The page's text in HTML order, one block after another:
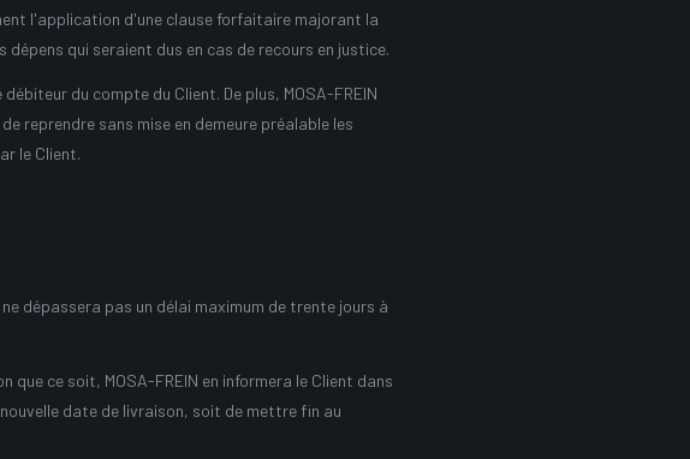
l'application d'une clause forfaitaire majorant la
qui seraient dus en cas de recours en justice.
du compte du Client. De plus, MOSA-FREIN
reprendre sans mise en demeure préalable les
le Client.
dépassera pas un délai maximum de trente jours à
que ce soit, MOSA-FREIN en informera le Client dans
date de livraison, soit de mettre fin au